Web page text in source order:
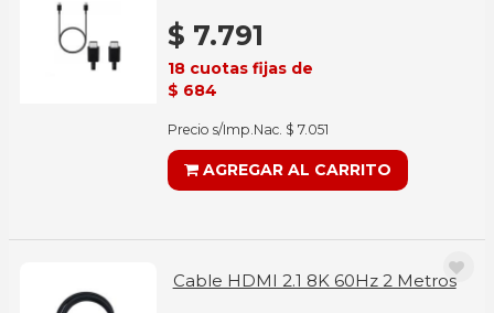
$ 7.791
18 cuotas fijas de
$ 684
Precio s/Imp.Nac. $ 7.051
AGREGAR AL CARRITO
Cable HDMI 2.1 8K 60Hz 2 Metros